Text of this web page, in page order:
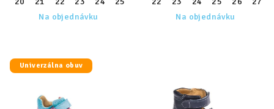
Na objednávku
Na objednávku
Univerzálna obuv